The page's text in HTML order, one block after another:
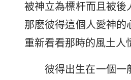
被神立為標杆而且被後
那麽彼得這個人愛神的
重新看看那時的風土人
彼得出生在一個一